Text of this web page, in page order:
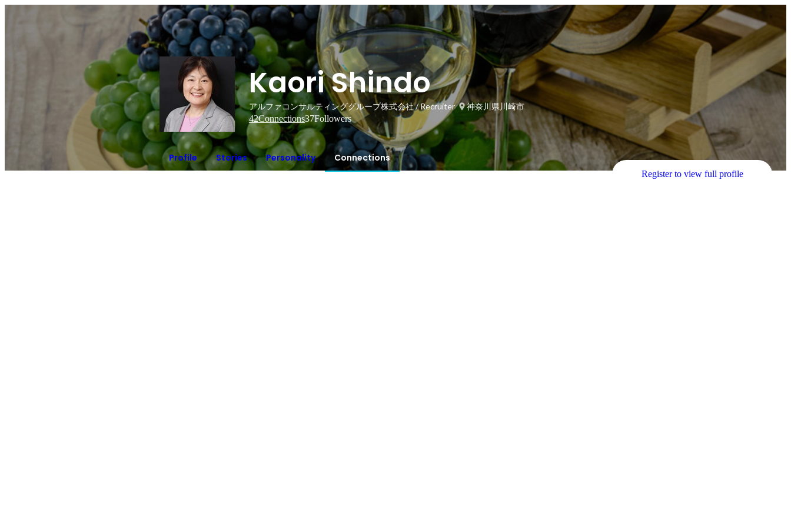
Kaori Shindo
アルファコンサルティンググループ株式会社 / Recruiter
神奈川県川崎市
42Connections37Followers
Profile Stories Personality Connections
Register to view full profile